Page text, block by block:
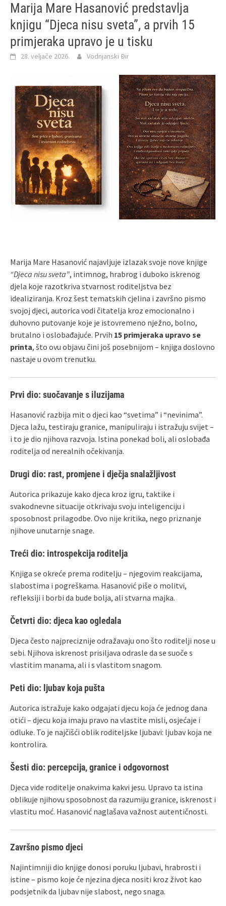
Marija Mare Hasanović predstavlja
knjigu “Djeca nisu sveta”, a prvih 15
primjeraka upravo je u tisku
28. veljače 2026. Vodnjanski Đir
Marija Mare Hasanović najavljuje izlazak svoje nove knjige
“Djeca nisu sveta”, intimnog, hrabrog i duboko iskrenog
djela koje razotkriva stvarnost roditeljstva bez
idealiziranja. Kroz šest tematskih cjelina i završno pismo
svojoj djeci, autorica vodi čitatelja kroz emocionalno i
duhovno putovanje koje je istovremeno nježno, bolno,
brutalno i oslobađajuće. Prvih 15 primjeraka upravo se
printa, što ovu objavu čini još posebnijom – knjiga doslovno
nastaje u ovom trenutku.
Prvi dio: suočavanje s iluzijama
Hasanović razbija mit o djeci kao “svetima” i “nevinima”.
Djeca lažu, testiraju granice, manipuliraju i istražuju svijet –
i to je dio njihova razvoja. Istina ponekad boli, ali oslobađa
roditelja od nerealnih očekivanja.
Drugi dio: rast, promjene i dječja snalažljivost
Autorica prikazuje kako djeca kroz igru, taktike i
svakodnevne situacije otkrivaju svoju inteligenciju i
sposobnost prilagodbe. Ovo nije kritika, nego priznanje
njihove unutarnje snage.
Treći dio: introspekcija roditelja
Knjiga se okreće prema roditelju – njegovim reakcijama,
slabostima i pogreškama. Hasanović piše o molitvi,
refleksiji i borbi da bude bolja, ali stvarna majka.
Četvrti dio: djeca kao ogledala
Djeca često najpreciznije odražavaju ono što roditelji nose u
sebi. Njihova iskrenost prisiljava odrasle da se suoče s
vlastitim manama, ali i s vlastitom snagom.
Peti dio: ljubav koja pušta
Autorica istražuje kako odgajati djecu koja će jednog dana
otići – djecu koja imaju pravo na vlastite misli, osjećaje i
odluke. To je najčišći oblik roditeljske ljubavi: ljubav koja ne
kontrolira.
Šesti dio: percepcija, granice i odgovornost
Djeca vide roditelje onakvima kakvi jesu. Upravo ta istina
oblikuje njihovu sposobnost da razumiju granice, iskrenost i
vlastitu moć. Hasanović naglašava važnost autentičnosti.
Završno pismo djeci
Najintimniji dio knjige donosi poruku ljubavi, hrabrosti i
istine – pismo koje će njezina djeca nositi kroz život kao
podsjetnik da ljubav nije slabost, nego snaga.